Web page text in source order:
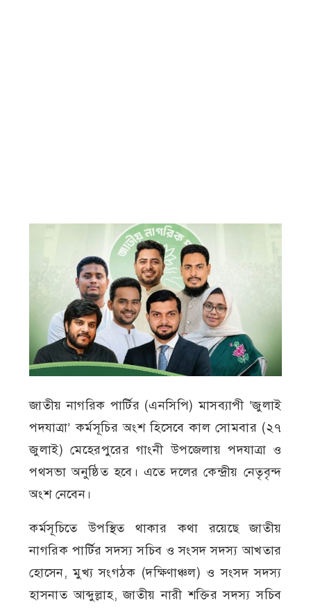
জাতীয় নাগরিক পার্টির (এনসিপি) মাসব্যাপী ‘জুলাই
পদযাত্রা’ কর্মসূচির অংশ হিসেবে কাল সোমবার (২৭
জুলাই) মেহেরপুরের গাংনী উপজেলায় পদযাত্রা ও
পথসভা অনুষ্ঠিত হবে। এতে দলের কেন্দ্রীয় নেতৃবৃন্দ
অংশ নেবেন।
কর্মসূচিতে উপস্থিত থাকার কথা রয়েছে জাতীয়
নাগরিক পার্টির সদস্য সচিব ও সংসদ সদস্য আখতার
হোসেন, মুখ্য সংগঠক (দক্ষিণাঞ্চল) ও সংসদ সদস্য
হাসনাত আব্দুল্লাহ, জাতীয় নারী শক্তির সদস্য সচিব